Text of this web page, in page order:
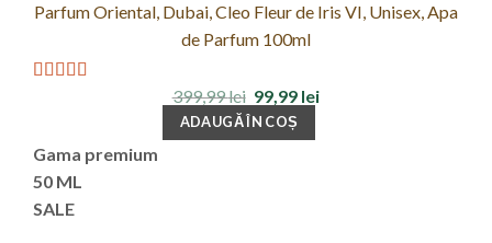
Parfum Oriental, Dubai, Cleo Fleur de Iris VI, Unisex, Apa
de Parfum 100ml
399,99lei Prețul
inițial
a
99,99 leiPrețul
ADAUGĂ ÎN COȘ
Gama premium
50 ML
SALE